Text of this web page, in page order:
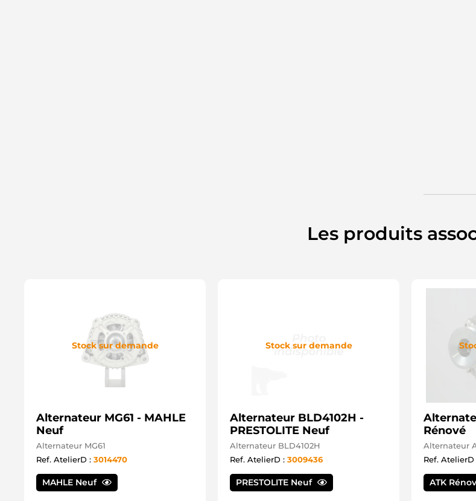
Les produits
Stock sur demande
Alternateur MG61 - MAHLE
Neuf
Alternateur MG61
Ref. AtelierD : 3014470
MAHLE Neuf
Stock sur demande
Alternateur BLD4102H -
PRESTOLITE Neuf
Alternateur BLD4102H
Ref. AtelierD : 3009436
PRESTOLITE Neuf
Rénové
Alternateur
Ref. AtelierD
ATK